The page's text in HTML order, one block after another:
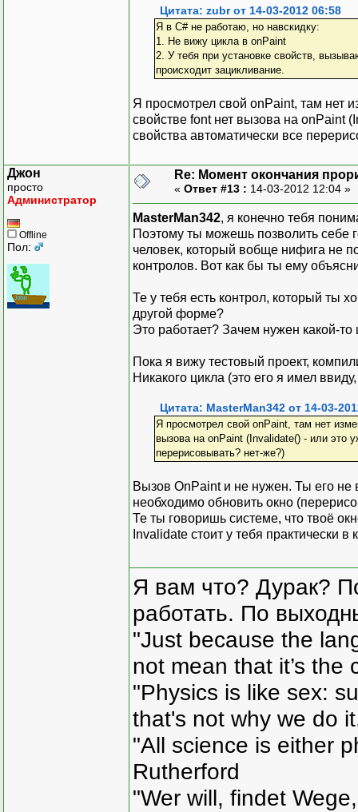
Цитата: zubr от 14-03-2012 06:58
Я в C# не работаю, но навскидку:
1. Не вижу цикла в onPaint
2. У тебя при установке свойств,
происходит зацикливание.
Я просмотрел свой onPaint, там нет
свойстве font нет вызова на onPaint
свойства автоматически все
Джон
просто
Администратор
Offline
Пол:
Re: Момент окончания
« Ответ #13 : 14-03-2012 12:04 »
MasterMan342, я конечно тебя
Поэтому ты можешь позволить себе
человек, который вобще нифига не
контролов. Вот как бы ты ему
Те у тебя есть контрол, который ты
другой форме?
Это работает? Зачем нужен какой-
Пока я вижу тестовый проект,
Никакого цикла (это его я имел
Цитата: MasterMan342 от 14-03-
Я просмотрел свой onPaint, там нет
вызова на onPaint (Invalidate() - или это
перерисовывать? нет-же?)
Вызов OnPaint и не нужен. Ты его не
необходимо обновить окно
Те ты говоришь системе, что твоё
Invalidate стоит у тебя практически
Я вам что? Дурак?
работать. По
"Just because the
not mean that it’s the
"Physics is like sex:
that's not why we do
"All science is either
Rutherford
"Wer will, findet